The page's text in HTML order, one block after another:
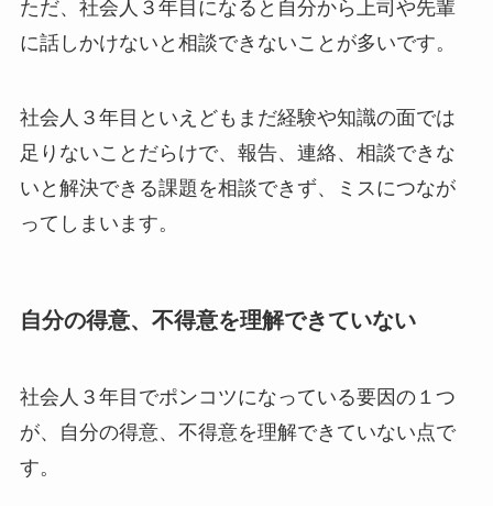
ただ、社会人３年目になると自分から上司や先輩
に話しかけないと相談できないことが多いです。
社会人３年目といえどもまだ経験や知識の面では
足りないことだらけで、報告、連絡、相談できな
いと解決できる課題を相談できず、ミスにつなが
ってしまいます。
自分の得意、不得意を理解できていない
社会人３年目でポンコツになっている要因の１つ
が、自分の得意、不得意を理解できていない点で
す。